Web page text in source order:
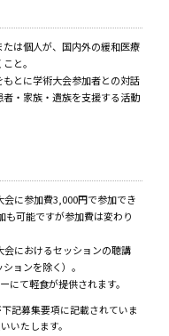
は個人が、国内外の緩和医療
と。
とに学術大会参加者との対話
・家族・遺族を支援する活動
に参加費3,000円で参加でき
も可能ですが参加費は変わり
におけるセッションの聴講
ョンを除く）。
にて軽食が提供されます。
記募集要項に記載されていま
いたします。